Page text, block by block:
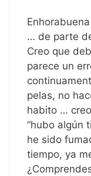
… de parte
Creo que
parece un
pelas, no
habito …
“hubo algún
he sido
tiempo, ya